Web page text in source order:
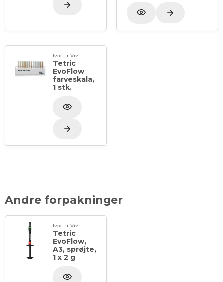
Ivoclar Vivadent
Tetric
EvoFlow
farveskala,
1 stk.
Andre forpakninger
Ivoclar Vivadent
Tetric
EvoFlow,
A3, sprøjte,
1 x 2 g